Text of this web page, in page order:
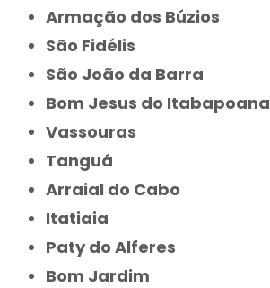
Armação dos Búzios
São Fidélis
São João da Barra
Bom Jesus do Itabapoana
Vassouras
Tanguá
Arraial do Cabo
Itatiaia
Paty do Alferes
Bom Jardim